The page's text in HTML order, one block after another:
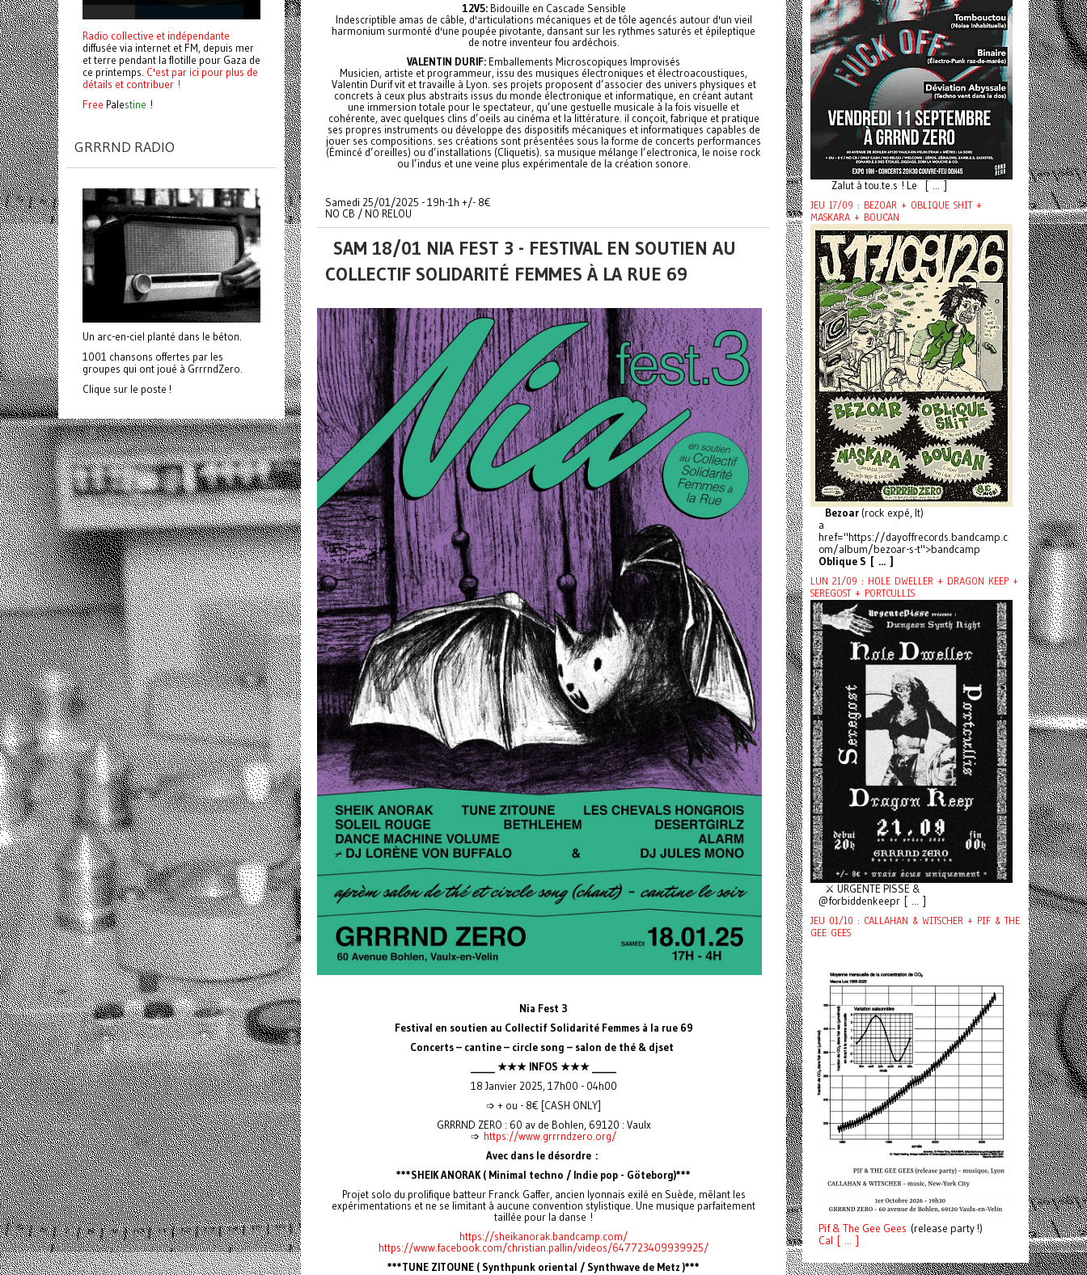
12V5:Bidouille en Cascade Sensible
Indescriptible amas de câble, d'articulations mécaniques et de tôle agencés autour d'un vieil
harmonium surmonté d'une poupée pivotante, dansant sur les rythmes saturés et épileptique
de notre inventeur fou ardéchois.
VALENTIN DURIF: Emballements Microscopiques Improvisés
Musicien, artiste et programmeur, issu des musiques électroniques et électroacoustiques,
Valentin Durif vit et travaille à Lyon. ses projets proposent d’associer des univers physiques et
concrets à ceux plus abstraits issus du monde électronique et informatique, en créant autant
une immersion totale pour le spectateur, qu’une gestuelle musicale à la fois visuelle et
cohérente, avec quelques clins d’oeils au cinéma et la littérature. il conçoit, fabrique et pratique
ses propres instruments ou développe des dispositifs mécaniques et informatiques capables de
jouer ses compositions. ses créations sont présentées sous la forme de concerts performances
(Émincé d’oreilles) ou d’installations (Cliquetis). sa musique mélange l’electronica, le noise rock
ou l’indus et une veine plus expérimentale de la création sonore.
Samedi 25/01/2025 - 19h-1h +/- 8€
NO CB / NO RELOU
SAM 18/01 NIA FEST 3 - FESTIVAL EN SOUTIEN AU
COLLECTIF SOLIDARITÉ FEMMES À LA RUE 69
Nia Fest 3
Festival en soutien au Collectif Solidarité Femmes à la rue 69
Concerts – cantine – circle song – salon de thé & djset
_____ ★★★ INFOS ★★★ _____
18 Janvier 2025, 17h00 - 04h00
➩ + ou - 8€ [CASH ONLY]
GRRRND ZERO : 60 av de Bohlen, 69120 : Vaulx
➩ https://www.grrrndzero.org/
Avec dans le désordre :
***SHEIK ANORAK ( Minimal techno / Indie pop - Göteborg)***
Projet solo du prolifique batteur Franck Gaffer, ancien lyonnais exilé en Suède, mêlant les
expérimentations et ne se limitant à aucune convention stylistique. Une musique parfaitement
taillée pour la danse !
https://sheikanorak.bandcamp.com/
https://www.facebook.com/christian.pallin/videos/647723409939925/
***TUNE ZITOUNE ( Synthpunk oriental / Synthwave de Metz )***
Radio collective et indépendante
diffusée via internet et FM, depuis mer
et terre pendant la flotille pour Gaza de
ce printemps. C'est par ici pour plus de
détails et contribuer !
Free Palestine !
GRRRND RADIO
Un arc-en-ciel planté dans le béton.
1001 chansons offertes par les
groupes qui ont joué à GrrrndZero.
Clique sur le poste !
Zalut à tou.te.s ! Le [ ... ]
JEU 17/09 : BEZOAR + OBLIQUE SHIT +
MASKARA + BOUCAN
Bezoar (rock expé, It)
a
href="https://dayoffrecords.bandcamp.c
om/album/bezoar-s-t">bandcamp
Oblique S [ ... ]
LUN 21/09 : HOLE DWELLER + DRAGON KEEP +
SEREGOST + PORTCULLIS
⚔️ URGENTE PISSE &
@forbiddenkeepr [ ... ]
JEU 01/10 : CALLAHAN & WITSCHER + PIF & THE
GEE GEES
Pif& The Gee Gees (release party !)
Cal [ ... ]